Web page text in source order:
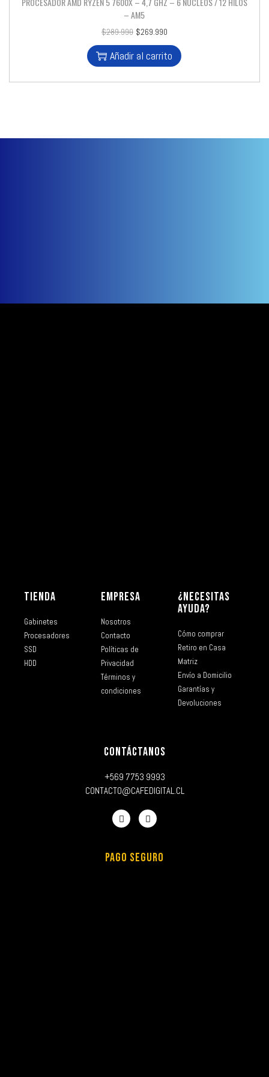
– AM5
$289.990 $269.990
Añadir al carrito
TIENDA
Gabinetes
Procesadores
SSD
HDD
EMPRESA
Nosotros
Contacto
Políticas de
Privacidad
Términos y
condiciones
¿NECESITAS
AYUDA?
Cómo comprar
Retiro en Casa
Matriz
Envío a Domicilio
Garantías y
Devoluciones
CONTÁCTANOS
+569 7753 9993
CONTACTO@CAFEDIGITAL.CL
PAGO SEGURO